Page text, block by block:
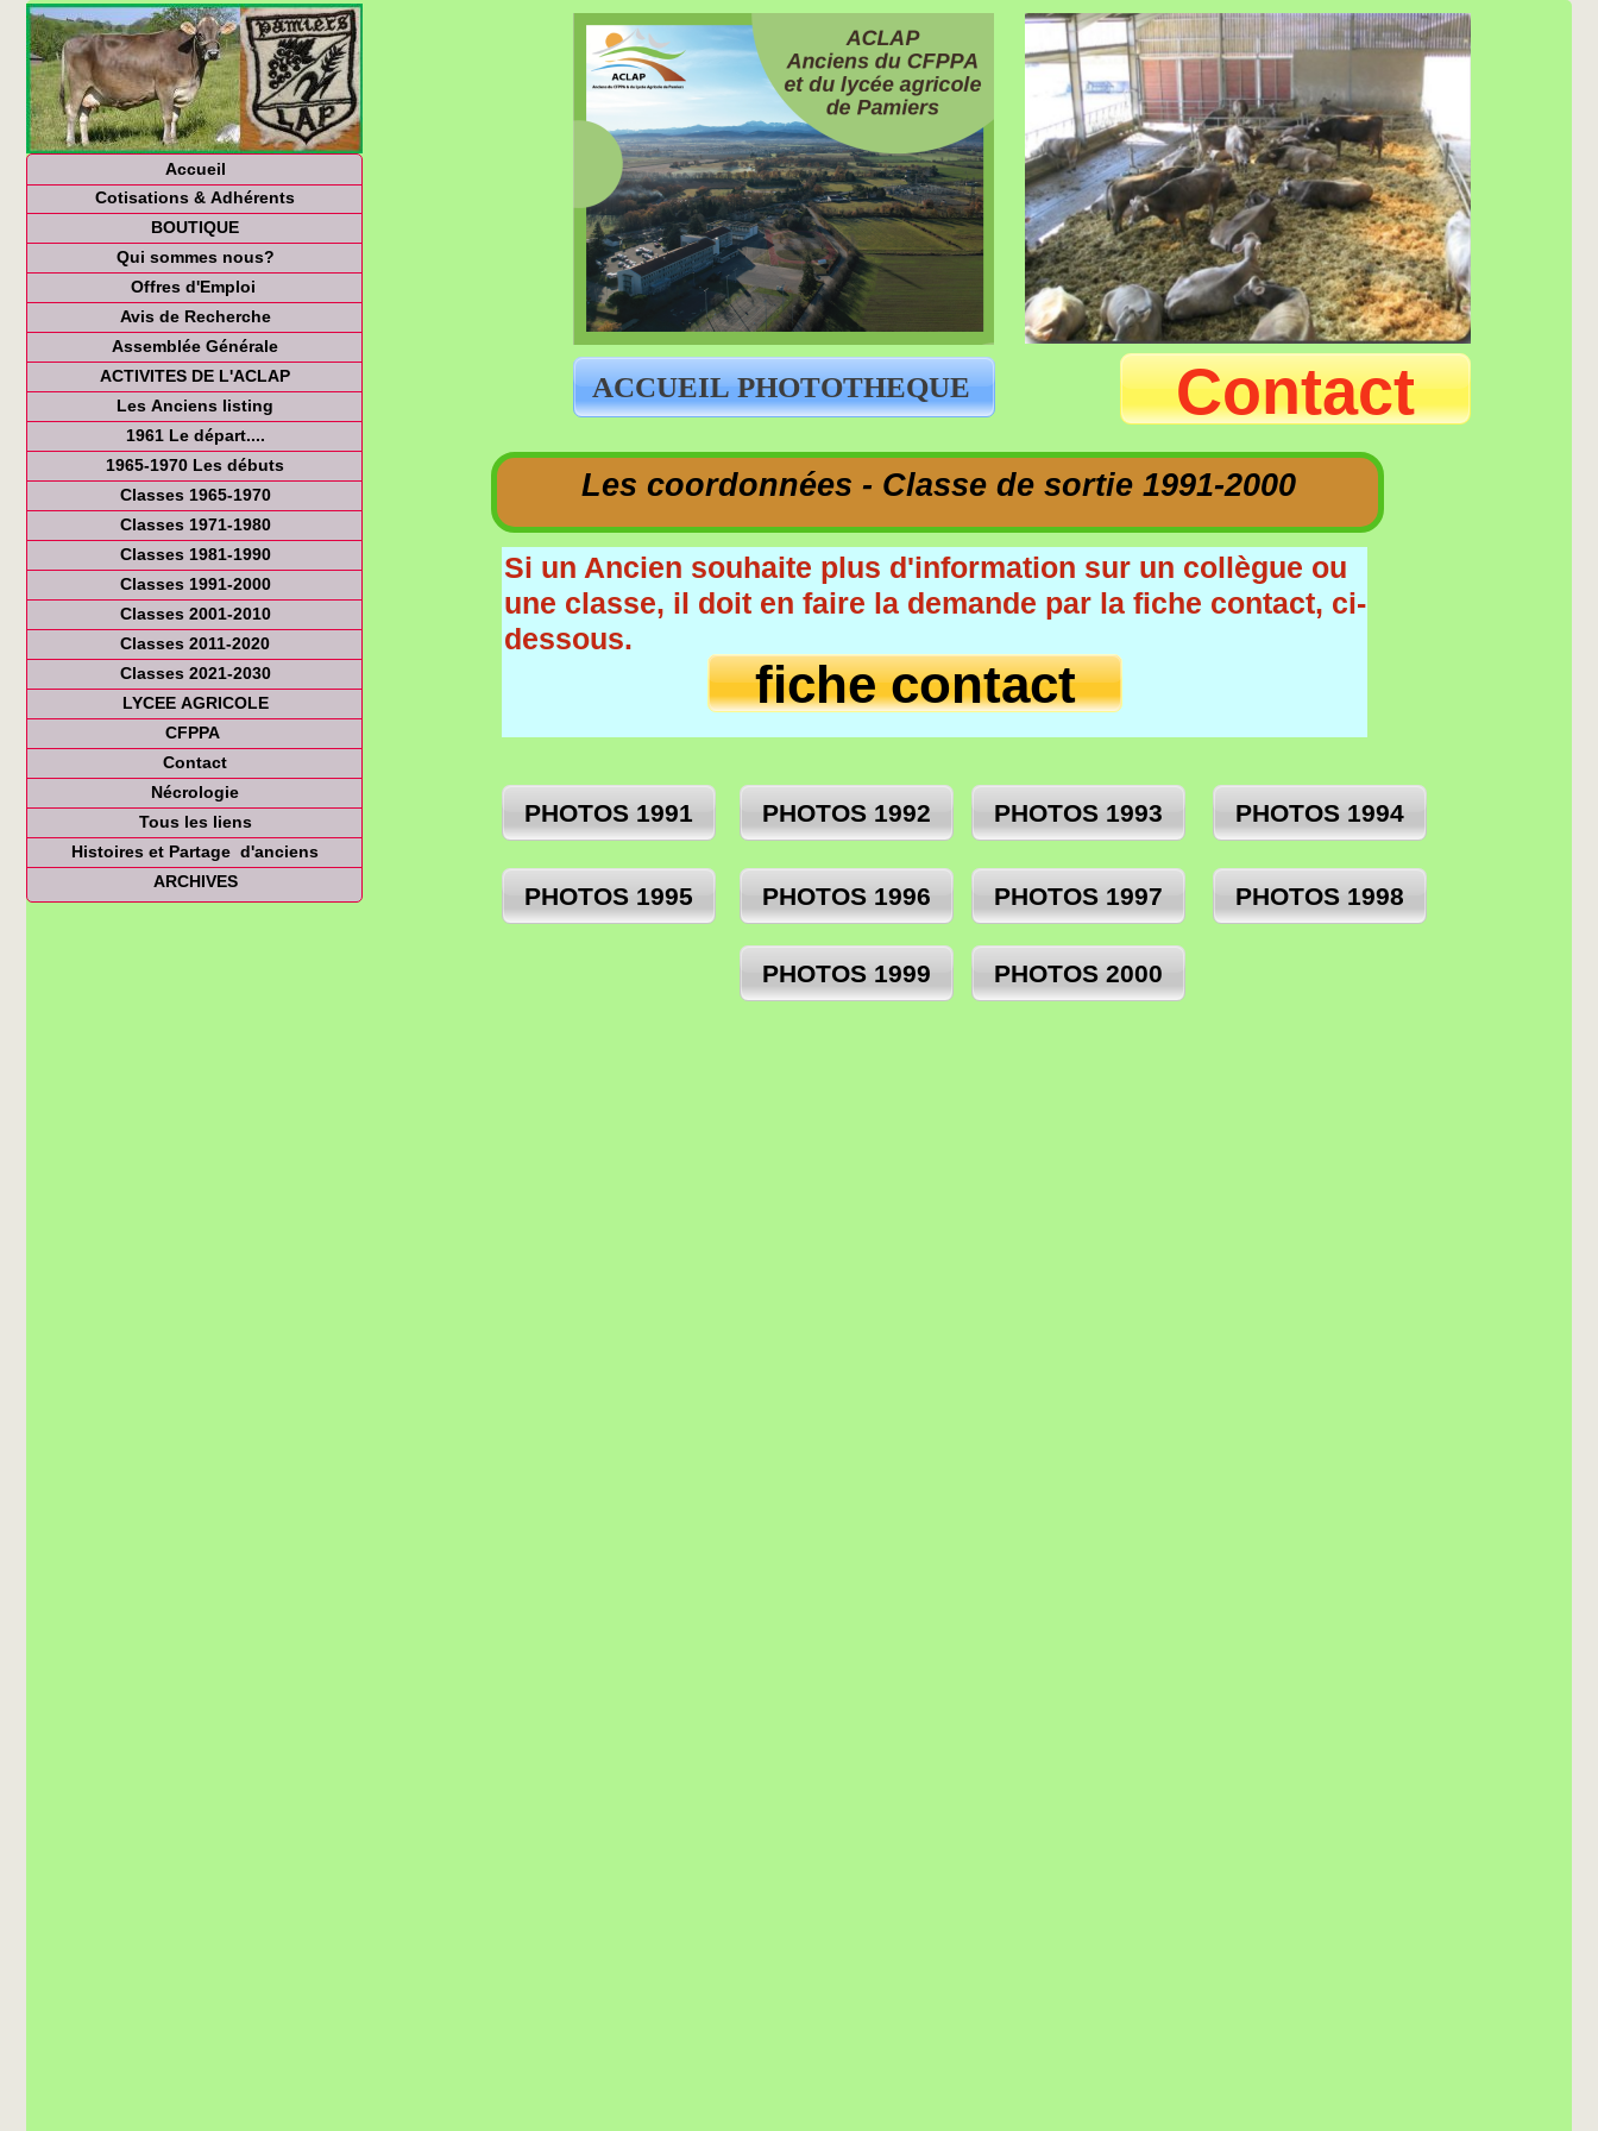
PHOTOS 2000
PHOTOS 1994
PHOTOS 1991
fiche contact
Si un Ancien souhaite plus d'information sur un collègue ou
une classe, il doit en faire la demande par la fiche contact, ci-
dessous.
PHOTOS 1997
PHOTOS 1995
PHOTOS 1993
PHOTOS 1992
PHOTOS 1999
PHOTOS 1998
PHOTOS 1996
Les coordonnées - Classe de sortie 1991-2000
ACCUEIL PHOTOTHEQUE Contact
Accueil
Cotisations & Adhérents
BOUTIQUE
Qui sommes nous?
Offres d'Emploi
Avis de Recherche
Assemblée Générale
ACTIVITES DE L'ACLAP
Les Anciens listing
1961 Le départ....
1965-1970 Les débuts
Classes 1965-1970
Classes 1971-1980
Classes 1981-1990
Classes 1991-2000
Classes 2001-2010
Classes 2011-2020
Classes 2021-2030
LYCEE AGRICOLE
CFPPA
Contact
Nécrologie
Tous les liens
Histoires et Partage d'anciens
ARCHIVES